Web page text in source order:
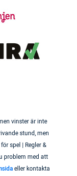
vinster är inte
stund, men
spel | Regler &
problem med att
eller kontakta